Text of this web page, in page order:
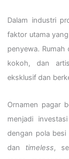
Dalam industri
faktor utama
penyewa.
kokoh, dan
eksklusif dan
Ornamen pagar
menjadi
dengan pola besi
dan timeless,